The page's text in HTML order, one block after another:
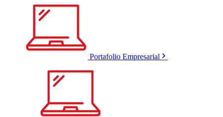
Portafolio Empresarial